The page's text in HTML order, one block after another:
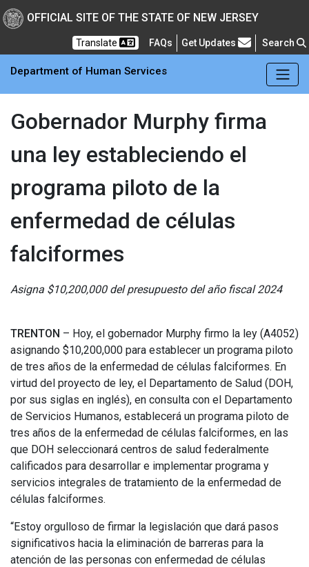
New Jersey
Skip to main Content
OFFICIAL SITE OF THE STATE OF NEW JERSEY
Translate FAQs Frequently Asked Questions
Get Updates Search
Department of Human Services
Gobernador Murphy firma
una ley estableciendo el
programa piloto de la
enfermedad de células
falciformes
Asigna $10,200,000 del presupuesto del año fiscal 2024
TRENTON – Hoy, el gobernador Murphy firmo la ley (A4052)
asignando $10,200,000 para establecer un programa piloto
de tres años de la enfermedad de células falciformes. En
virtud del proyecto de ley, el Departamento de Salud (DOH,
por sus siglas en inglés), en consulta con el Departamento
de Servicios Humanos, establecerá un programa piloto de
tres años de la enfermedad de células falciformes, en las
que DOH seleccionará centros de salud federalmente
calificados para desarrollar e implementar programa y
servicios integrales de tratamiento de la enfermedad de
células falciformes.
“Estoy orgulloso de firmar la legislación que dará pasos
significativos hacia la eliminación de barreras para la
atención de las personas con enfermedad de células